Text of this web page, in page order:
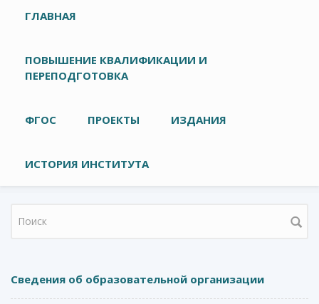
Главное меню
ГЛАВНАЯ
ПОВЫШЕНИЕ КВАЛИФИКАЦИИ И
ПЕРЕПОДГОТОВКА
ФГОС ПРОЕКТЫ ИЗДАНИЯ
ИСТОРИЯ ИНСТИТУТА
Форма поиска
Сведения об образовательной организации